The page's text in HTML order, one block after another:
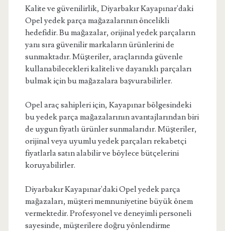
Kalite ve güvenilirlik, Diyarbakır Kayapınar'daki
Opel yedek parça mağazalarının öncelikli
hedefidir. Bu mağazalar, orijinal yedek parçaların
yanı sıra güvenilir markaların ürünlerini de
sunmaktadır. Müşteriler, araçlarında güvenle
kullanabilecekleri kaliteli ve dayanıklı parçaları
bulmak için bu mağazalara başvurabilirler.
Opel araç sahipleri için, Kayapınar bölgesindeki
bu yedek parça mağazalarının avantajlarından biri
de uygun fiyatlı ürünler sunmalarıdır. Müşteriler,
orijinal veya uyumlu yedek parçaları rekabetçi
fiyatlarla satın alabilir ve böylece bütçelerini
koruyabilirler.
Diyarbakır Kayapınar'daki Opel yedek parça
mağazaları, müşteri memnuniyetine büyük önem
vermektedir. Profesyonel ve deneyimli personeli
sayesinde, müşterilere doğru yönlendirme